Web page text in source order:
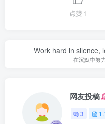
点赞1
Work hard in silence,
在沉默中努
网友投稿
3